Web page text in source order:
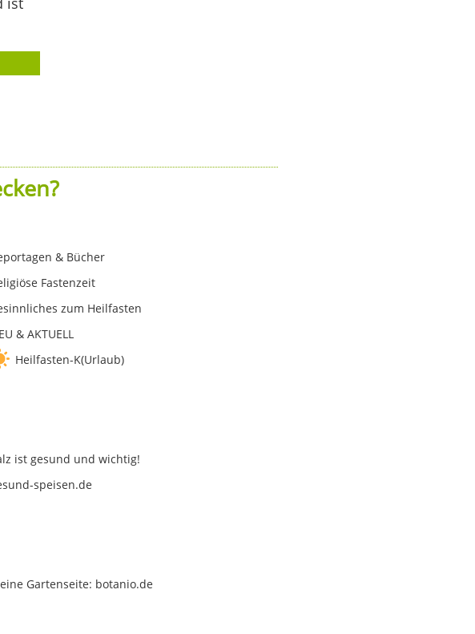
& Bücher
Fastenzeit
zum Heilfasten
& AKTUELL
Heilfasten-K(Urlaub)
ist gesund und wichtig!
speisen.de
Gartenseite: botanio.de